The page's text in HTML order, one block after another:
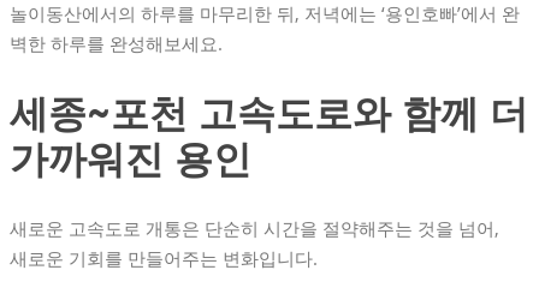
놀이동산에서의 하루를 마무리한 뒤, 저녁에는 ‘용인호빠’에서 완
벽한 하루를 완성해보세요.
세종~포천 고속도로와 함께 더
가까워진 용인
새로운 고속도로 개통은 단순히 시간을 절약해주는 것을 넘어,
새로운 기회를 만들어주는 변화입니다.